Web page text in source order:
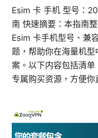
Esim 卡 手机 型号：
南 快速摘要：本指南
Esim 卡手机型号、兼
题，帮助你在海量机
案。以下内容包括清
专属购买资源，方便你